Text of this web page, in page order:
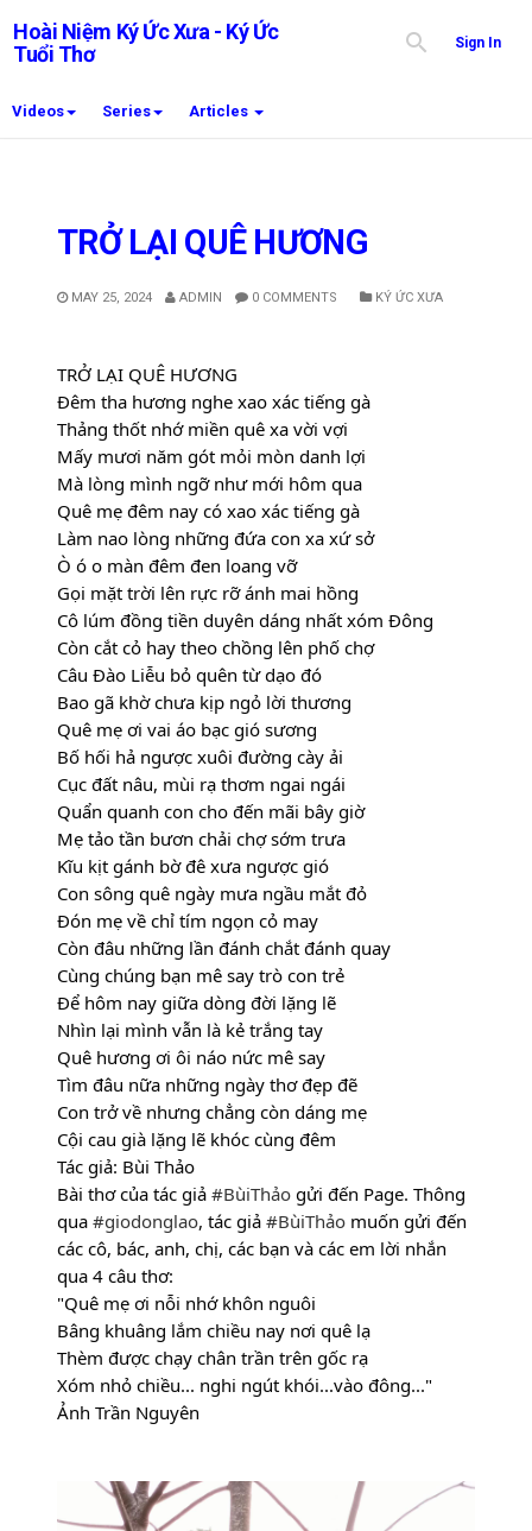
Hoài Niệm Ký Ức Xưa - Ký Ức
Tuổi Thơ
Sign In
Videos Series Articles
TRỞ LẠI QUÊ HƯƠNG
MAY 25, 2024 ADMIN 0 COMMENTS KÝ ỨC XƯA
TRỞ LẠI QUÊ HƯƠNG
Đêm tha hương nghe xao xác tiếng gà
Thảng thốt nhớ miền quê xa vời vợi
Mấy mươi năm gót mỏi mòn danh lợi
Mà lòng mình ngỡ như mới hôm qua
Quê mẹ đêm nay có xao xác tiếng gà
Làm nao lòng những đứa con xa xứ sở
Ò ó o màn đêm đen loang vỡ
Gọi mặt trời lên rực rỡ ánh mai hồng
Cô lúm đồng tiền duyên dáng nhất xóm Đông
Còn cắt cỏ hay theo chồng lên phố chợ
Câu Đào Liễu bỏ quên từ dạo đó
Bao gã khờ chưa kịp ngỏ lời thương
Quê mẹ ơi vai áo bạc gió sương
Bố hối hả ngược xuôi đường cày ải
Cục đất nâu, mùi rạ thơm ngai ngái
Quẩn quanh con cho đến mãi bây giờ
Mẹ tảo tần bươn chải chợ sớm trưa
Kĩu kịt gánh bờ đê xưa ngược gió
Con sông quê ngày mưa ngầu mắt đỏ
Đón mẹ về chỉ tím ngọn cỏ may
Còn đâu những lần đánh chắt đánh quay
Cùng chúng bạn mê say trò con trẻ
Để hôm nay giữa dòng đời lặng lẽ
Nhìn lại mình vẫn là kẻ trắng tay
Quê hương ơi ôi náo nức mê say
Tìm đâu nữa những ngày thơ đẹp đẽ
Con trở về nhưng chẳng còn dáng mẹ
Cội cau già lặng lẽ khóc cùng đêm
Tác giả: Bùi Thảo
Bài thơ của tác giả #BùiThảo gửi đến Page. Thông
qua #giodonglao, tác giả #BùiThảo muốn gửi đến
các cô, bác, anh, chị, các bạn và các em lời nhắn
qua 4 câu thơ:
"Quê mẹ ơi nỗi nhớ khôn nguôi
Bâng khuâng lắm chiều nay nơi quê lạ
Thèm được chạy chân trần trên gốc rạ
Xóm nhỏ chiều... nghi ngút khói...vào đông..."
Ảnh Trần Nguyên